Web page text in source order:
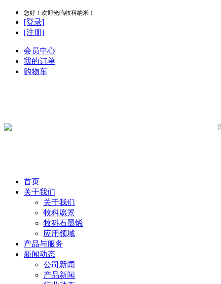
您好！欢迎光临牧科纳米！
[登录]
[注册]
会员中心
我的订单
购物车
首页
关于我们
关于我们
牧科愿景
牧科石墨烯
应用领域
产品与服务
新闻动态
公司新闻
产品新闻